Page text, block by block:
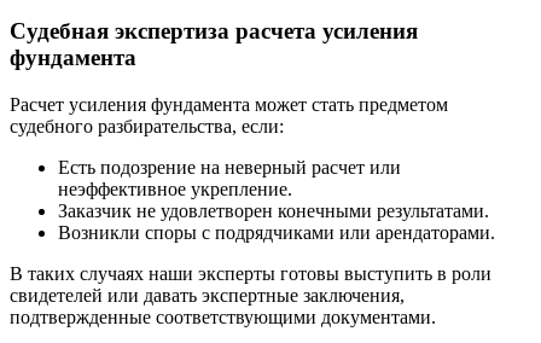
Судебная экспертиза расчета усиления
фундамента
Расчет усиления фундамента может стать предметом
судебного разбирательства, если:
Есть подозрение на неверный расчет или
неэффективное укрепление.
Заказчик не удовлетворен конечными результатами.
Возникли споры с подрядчиками или арендаторами.
В таких случаях наши эксперты готовы выступить в роли
свидетелей или давать экспертные заключения,
подтвержденные соответствующими документами.